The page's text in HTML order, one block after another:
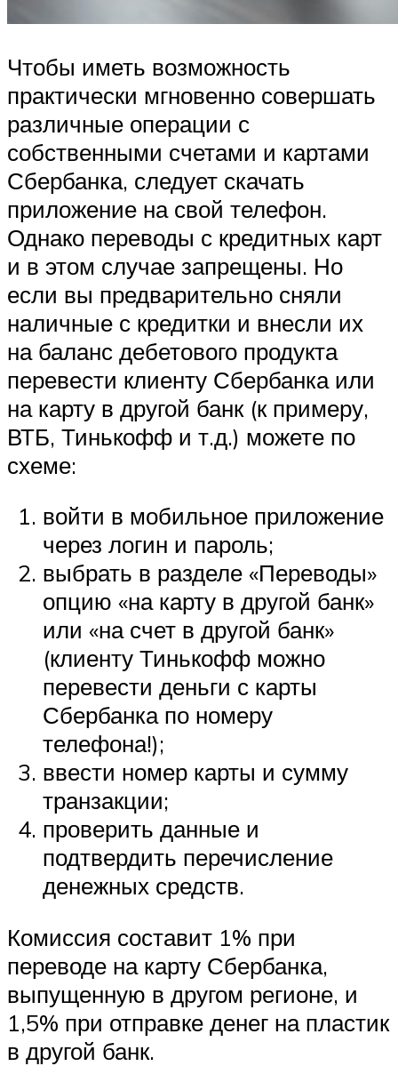
Чтобы иметь возможность
практически мгновенно совершать
различные операции с
собственными счетами и картами
Сбербанка, следует скачать
приложение на свой телефон.
Однако переводы с кредитных карт
и в этом случае запрещены. Но
если вы предварительно сняли
наличные с кредитки и внесли их
на баланс дебетового продукта
перевести клиенту Сбербанка или
на карту в другой банк (к примеру,
ВТБ, Тинькофф и т.д.) можете по
схеме:
войти в мобильное приложение
через логин и пароль;
выбрать в разделе «Переводы»
опцию «на карту в другой банк»
или «на счет в другой банк»
(клиенту Тинькофф можно
перевести деньги с карты
Сбербанка по номеру
телефона!);
ввести номер карты и сумму
транзакции;
проверить данные и
подтвердить перечисление
денежных средств.
Комиссия составит 1% при
переводе на карту Сбербанка,
выпущенную в другом регионе, и
1,5% при отправке денег на пластик
в другой банк.